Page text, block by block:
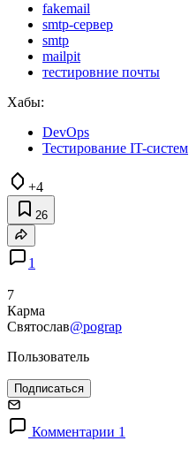
fakemail
smtp-сервер
smtp
mailpit
тестировние почты
Хабы:
DevOps
Тестирование IT-систем
+4
26
1
7
Карма
Святослав@pograp
Пользователь
Подписаться
Комментарии 1